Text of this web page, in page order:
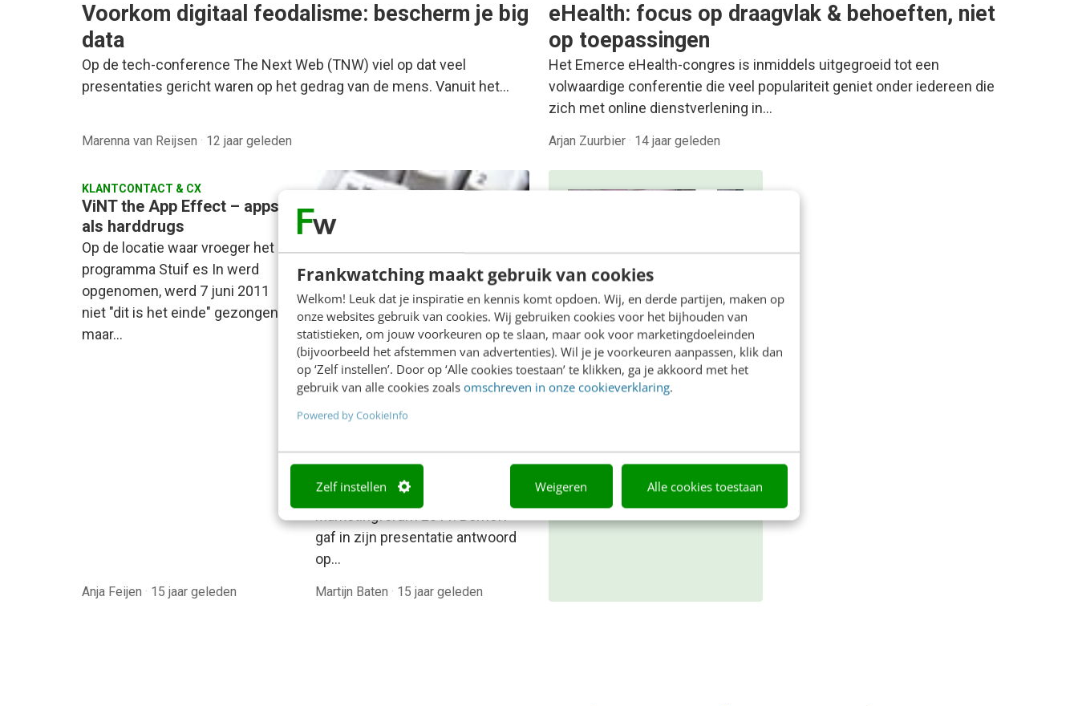
Frankwatching maakt gebruik van cookies
Welkom! Leuk dat je inspiratie en kennis komt opdoen. Wij, en derde partijen, maken op
onze websites gebruik van cookies. Wij gebruiken cookies voor het bijhouden van
statistieken, om jouw voorkeuren op te slaan, maar ook voor marketingdoeleinden
(bijvoorbeeld het afstemmen van advertenties). Wil je je voorkeuren aanpassen, klik dan
op ‘Zelf instellen’. Door op ‘Alle cookies toestaan’ te klikken, ga je akkoord met het
gebruik van alle cookies zoals omschreven in onze cookieverklaring.
Powered by CookieInfo
Zelf instellen Weigeren Alle cookies toestaan
Voorkom digitaal feodalisme: bescherm je big
data
Op de tech-conference The Next Web (TNW) viel op dat veel
presentaties gericht waren op het gedrag van de mens. Vanuit het…
Marenna van Reijsen · 12 jaar geleden
eHealth: focus op draagvlak & behoeften, niet
op toepassingen
Het Emerce eHealth-congres is inmiddels uitgegroeid tot een
volwaardige conferentie die veel populariteit geniet onder iedereen die
zich met online dienstverlening in…
Arjan Zuurbier · 14 jaar geleden
KLANTCONTACT & CX
ViNT the App Effect – apps
als harddrugs
Op de locatie waar vroeger het
programma Stuif es In werd
opgenomen, werd 7 juni 2011
niet "dit is het einde" gezongen
maar…
Anja Feijen · 15 jaar geleden
MARKETING
Empower je medewerkers en
maak van je klanten een
Empowerment, daar draaide de
keynote van Josh Bernoff
(Groundswell) om op het B2B
gaf in zijn presentatie antwoord
op…
Martijn Baten · 15 jaar geleden
ONLINE MASTERCLASS
De nieuwe SEO- &
GEO-spelregels
beter gevonden. Schrijf je in en
bekijk direct.